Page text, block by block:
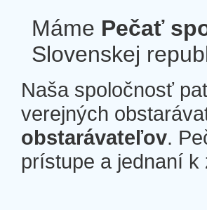
Máme Pečať
Slovenskej
Naša spoločnosť
verejných
obstarávateľov.
prístupe a jednaní